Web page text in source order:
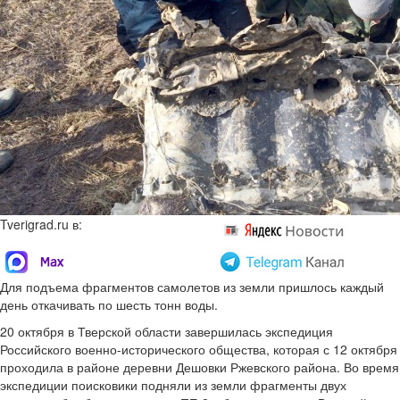
Tverigrad.ru в:
Для подъема фрагментов самолетов из земли пришлось каждый
день откачивать по шесть тонн воды.
20 октября в Тверской области завершилась экспедиция
Российского военно-исторического общества, которая с 12 октября
проходила в районе деревни Дешовки Ржевского района. Во время
экспедиции поисковики подняли из земли фрагменты двух